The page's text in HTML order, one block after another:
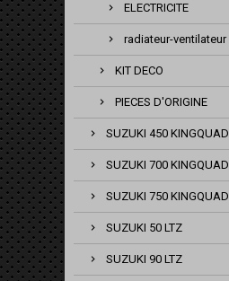
ELECTRICITE
radiateur-ventilateur
KIT DECO
PIECES D'ORIGINE
SUZUKI 450 KINGQUAD
SUZUKI 700 KINGQUAD
SUZUKI 750 KINGQUAD
SUZUKI 50 LTZ
SUZUKI 90 LTZ